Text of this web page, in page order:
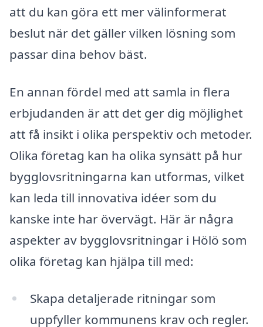
att du kan göra ett mer välinformerat
beslut när det gäller vilken lösning som
passar dina behov bäst.
En annan fördel med att samla in flera
erbjudanden är att det ger dig möjlighet
att få insikt i olika perspektiv och metoder.
Olika företag kan ha olika synsätt på hur
bygglovsritningarna kan utformas, vilket
kan leda till innovativa idéer som du
kanske inte har övervägt. Här är några
aspekter av bygglovsritningar i Hölö som
olika företag kan hjälpa till med:
Skapa detaljerade ritningar som
uppfyller kommunens krav och regler.